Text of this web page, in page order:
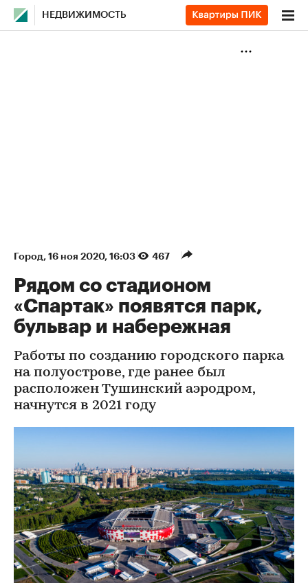
НЕДВИЖИМОСТЬ
Город⁠, 16 ноя 2020, 16:03 467
Рядом со стадионом
«Спартак» появятся парк,
бульвар и набережная
Работы по созданию городского парка
на полуострове, где ранее был
расположен Тушинский аэродром,
начнутся в 2021 году